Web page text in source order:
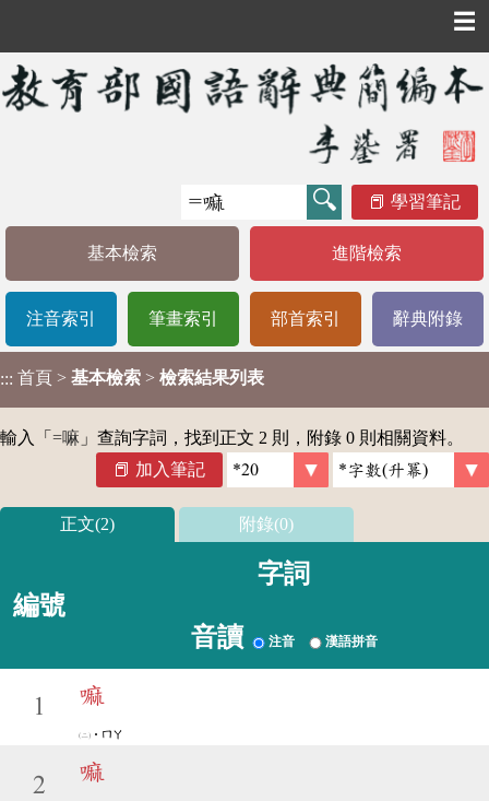
☰
學習筆記
基本檢索 進階檢索
注音索引 筆畫索引 部首索引 辭典附錄
::: 首頁 > 基本檢索 > 檢索結果列表
輸入「 =嘛 」查詢字詞，找到正文 2 則，附錄 0 則相關資料。
加入筆記
正文(2) 附錄(0)
編號
字詞
音讀 注音 漢語拼音
1 嘛
˙ㄇㄚ
2
嘛